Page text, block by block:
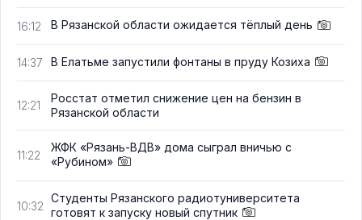
16:12 В Рязанской области ожидается тёплый день
14:37 В Елатьме запустили фонтаны в пруду Козиха
12:21
Росстат отметил снижение цен на бензин в
Рязанской области
11:22
ЖФК «Рязань-ВДВ» дома сыграл вничью с
«Рубином»
10:32
Студенты Рязанского радиотуниверситета
готовят к запуску новый спутник